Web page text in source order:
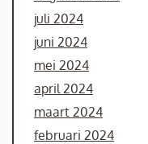
juli 2024
juni 2024
mei 2024
april 2024
maart 2024
februari 2024